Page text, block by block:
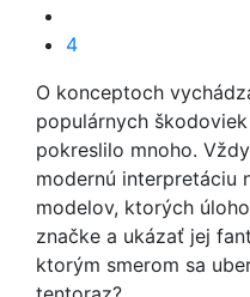
4
O konceptoch
populárnych
pokreslilo mnoho.
modernú interpretáciu
modelov, ktorých
značke a ukázať jej
ktorým smerom sa